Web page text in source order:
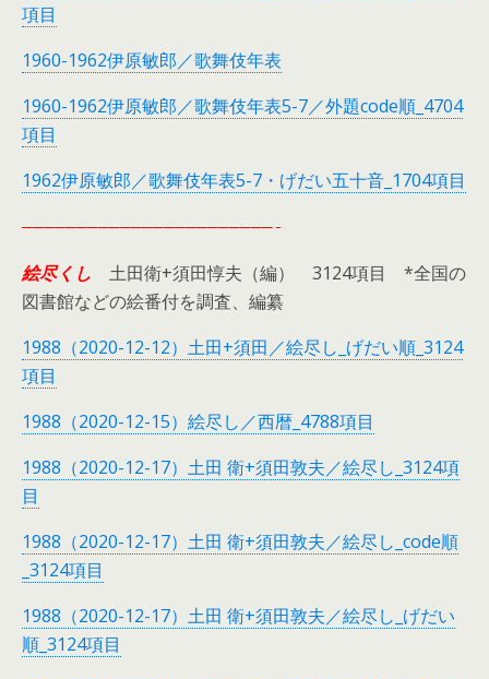
項目
1960-1962伊原敏郎／歌舞伎年表
1960-1962伊原敏郎／歌舞伎年表5-7／外題code順_4704
項目
1962伊原敏郎／歌舞伎年表5-7・げだい五十音_1704項目
———————————————————————-
絵尽くし 土田衛+須田惇夫（編） 3124項目 *全国の
図書館などの絵番付を調査、編纂
1988（2020-12-12）土田+須田／絵尽し_げだい順_3124
項目
1988（2020-12-15）絵尽し／西暦_4788項目
1988（2020-12-17）土田 衛+須田敦夫／絵尽し_3124項
目
1988（2020-12-17）土田 衛+須田敦夫／絵尽し_code順
_3124項目
1988（2020-12-17）土田 衛+須田敦夫／絵尽し_げだい
順_3124項目